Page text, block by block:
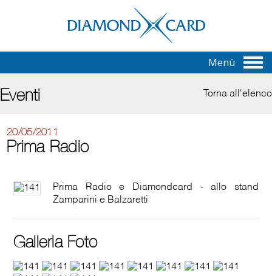
Menù
Eventi Torna all'elenco
20/05/2011
Prima Radio
Prima Radio e Diamondcard - allo stand
Zamparini e Balzaretti
Galleria Foto